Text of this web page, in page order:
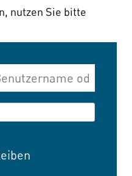
nutzen Sie bitte